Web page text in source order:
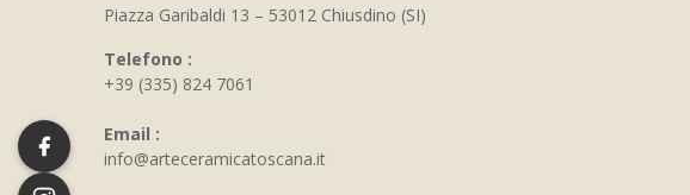
Piazza Garibaldi 13 – 53012 Chiusdino (SI)
Telefono :
+39 (335) 824 7061
Email :
info@arteceramicatoscana.it